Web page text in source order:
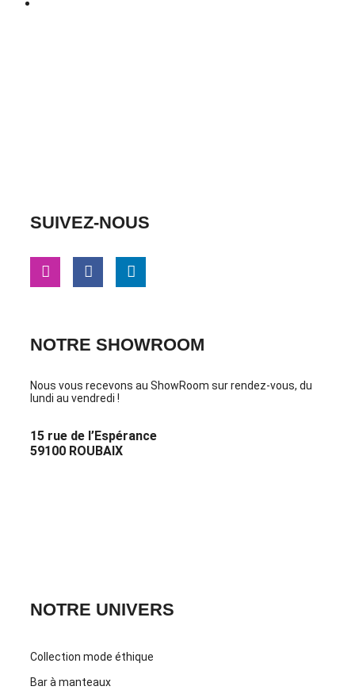
SUIVEZ-NOUS
NOTRE SHOWROOM
Nous vous recevons au ShowRoom sur rendez-vous, du
lundi au vendredi !
15 rue de l’Espérance
59100 ROUBAIX
NOTRE UNIVERS
Collection mode éthique
Bar à manteaux